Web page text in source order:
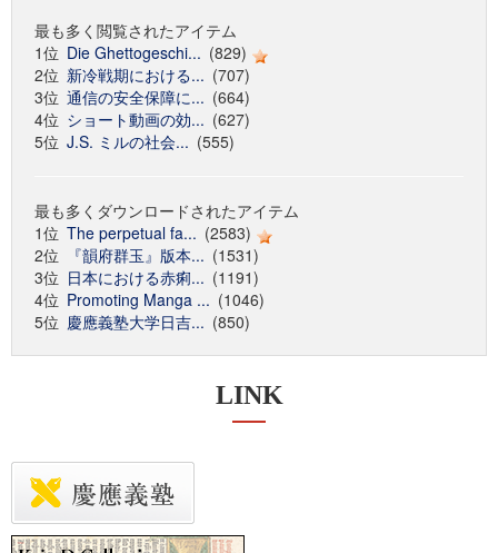
最も多く閲覧されたアイテム
1位 Die Ghettogeschi... (829)
2位 新冷戦期における... (707)
3位 通信の安全保障に... (664)
4位 ショート動画の効... (627)
5位 J.S. ミルの社会... (555)
最も多くダウンロードされたアイテム
1位 The perpetual fa... (2583)
2位
『韻府群玉』版本... (1531)
3位 日本における赤痢... (1191)
4位 Promoting Manga ... (1046)
5位 慶應義塾大学日吉... (850)
LINK